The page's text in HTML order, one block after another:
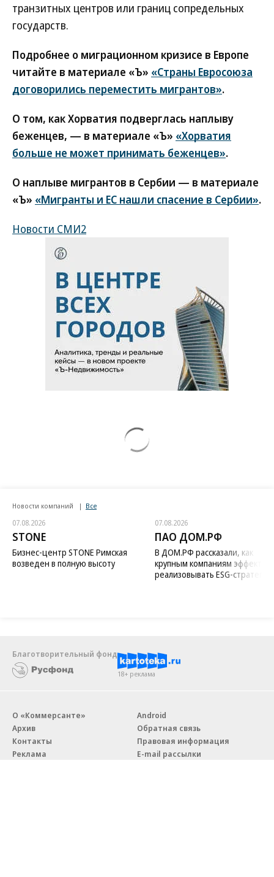
транзитных центров или границ сопредельных
государств.
Подробнее о миграционном кризисе в Европе
читайте в материале «Ъ» «Страны Евросоюза
договорились переместить мигрантов».
О том, как Хорватия подверглась наплыву
беженцев, — в материале «Ъ» «Хорватия
больше не может принимать беженцев».
О наплыве мигрантов в Сербии — в материале
«Ъ» «Мигранты и ЕС нашли спасение в Сербии».
Новости СМИ2
Новости компаний Все
07.08.2026
STONE
Бизнес-центр STONE Римская
возведен в полную высоту
07.08.2026
ПАО ДОМ.РФ
В ДОМ.РФ рассказали, как
крупным компаниям
реализовывать ESG-стратегию
Благотворительный фонд
18+ реклама
О «Коммерсанте»
Архив
Контакты
Реклама
Android
Обратная связь
Правовая информация
E-mail рассылки